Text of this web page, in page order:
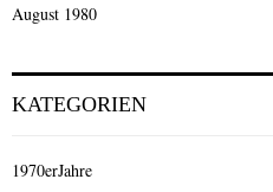
August 1980
KATEGORIEN
1970erJahre